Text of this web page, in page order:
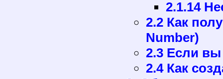
2.1.14
2.2 Как
Number)
2.3 Если вы
2.4 Как